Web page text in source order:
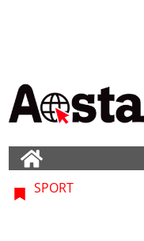
SPORT